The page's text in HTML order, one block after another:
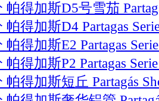
得加斯D5号雪茄
得加斯D4 Partagas
得加斯E2 Partagas
得加斯P2 Partagas
得加斯短丘 Partagás